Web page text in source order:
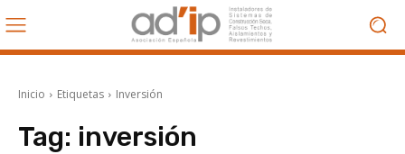
Inicio Etiquetas Inversión
Tag: inversión